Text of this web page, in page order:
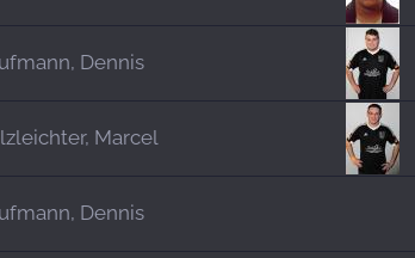
Dennis
Marcel
Dennis